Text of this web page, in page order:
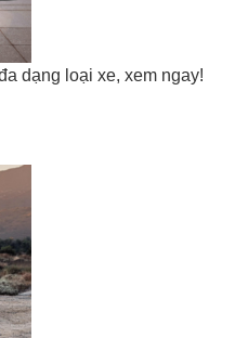
dạng loại xe, xem ngay!